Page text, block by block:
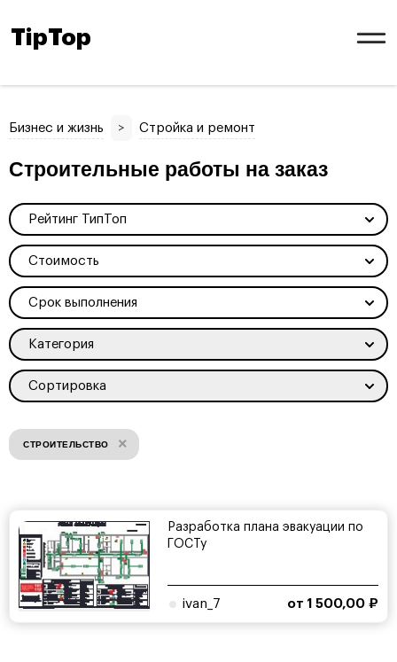
TipTop
Бизнес и жизнь > Стройка и ремонт
Строительные работы на заказ
Рейтинг ТипТоп
Стоимость
Срок выполнения
Категория
Сортировка
СТРОИТЕЛЬСТВО ×
Разработка плана эвакуации по
ГОСТу
ivan_7 от 1 500,00 ₽